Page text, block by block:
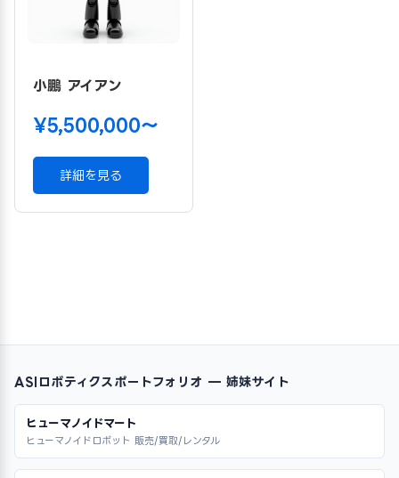
小鵬 アイアン
¥5,500,000〜
詳細を見る
ASIロボティクスポートフォリオ — 姉妹サイト
ヒューマノイドマート
ヒューマノイドロボット 販売/買取/レンタル